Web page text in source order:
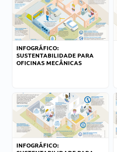
INFOGRÁFICO:
SUSTENTABILIDADE PARA
OFICINAS MECÂNICAS
INFOGRÁFICO: